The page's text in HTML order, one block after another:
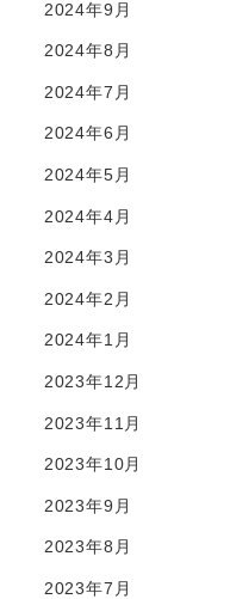
2024年9月
2024年8月
2024年7月
2024年6月
2024年5月
2024年4月
2024年3月
2024年2月
2024年1月
2023年12月
2023年11月
2023年10月
2023年9月
2023年8月
2023年7月